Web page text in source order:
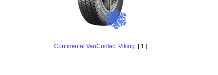
Continental VanContact Viking [ 1 ]